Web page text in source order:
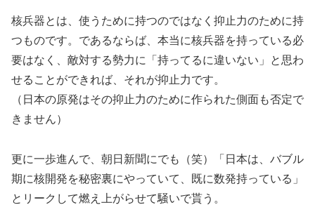
核兵器とは、使うために持つのではなく抑止力のために持
つものです。であるならば、本当に核兵器を持っている必
要はなく、敵対する勢力に「持ってるに違いない」と思わ
せることができれば、それが抑止力です。
（日本の原発はその抑止力のために作られた側面も否定で
きません）
更に一歩進んで、朝日新聞にでも（笑）「日本は、バブル
期に核開発を秘密裏にやっていて、既に数発持っている」
とリークして燃え上がらせて騒いで貰う。